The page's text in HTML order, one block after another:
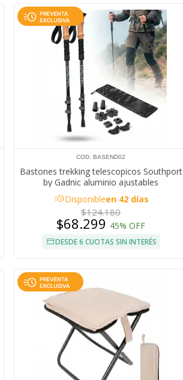
COD. BASEND02
Bastones trekking telescopicos Southport
by Gadnic aluminio ajustables
acuteDisponibleen 42 días
$124.180
$68.299 45% OFF
DESDE 6 CUOTAS SIN INTERÉS